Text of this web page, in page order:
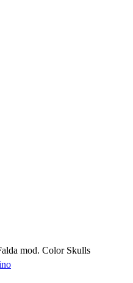
mod. Color Skulls